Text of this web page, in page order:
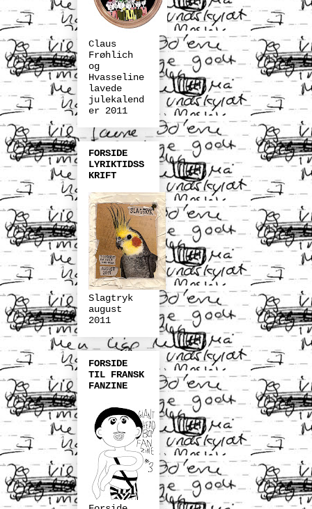
Claus
Frøhlich
og
Hvasseline
lavede
julekalend
er 2011
FORSIDE
LYRIKTIDSS
KRIFT
Slagtryk
august
2011
FORSIDE
TIL FRANSK
FANZINE